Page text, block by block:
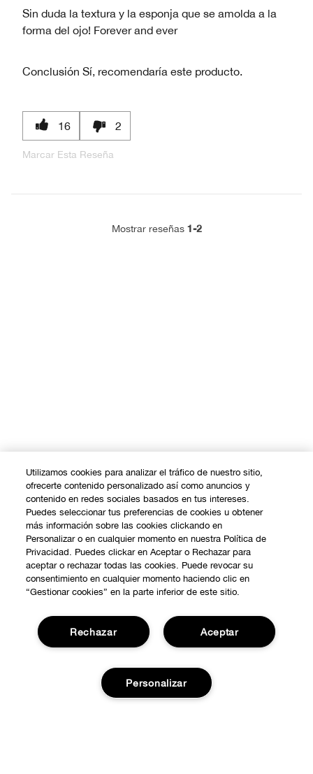
Sin duda la textura y la esponja que se amolda a la
forma del ojo! Forever and ever
Conclusión Sí, recomendaría este producto.
16 2
Marcar Esta Reseña
Mostrar reseñas 1-2
SOBRE NOSOTROS
Utilizamos cookies para analizar el tráfico de nuestro sitio,
ofrecerte contenido personalizado así como anuncios y
contenido en redes sociales basados en tus intereses.
Puedes seleccionar tus preferencias de cookies u obtener
más información sobre las cookies clickando en
Personalizar o en cualquier momento en nuestra Política de
Privacidad. Puedes clickar en Aceptar o Rechazar para
aceptar o rechazar todas las cookies. Puede revocar su
consentimiento en cualquier momento haciendo clic en
“Gestionar cookies” en la parte inferior de este sitio.
Aceptar
Rechazar
Personalizar